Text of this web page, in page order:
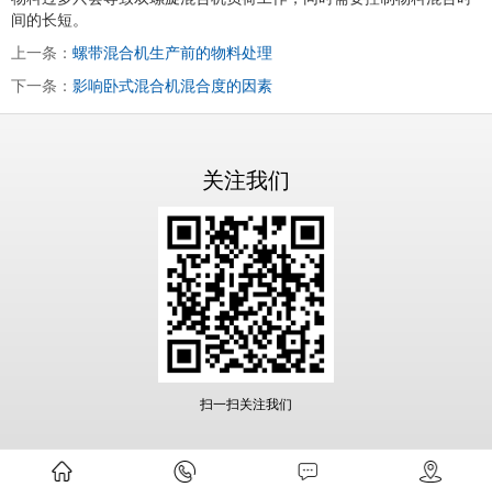
间的长短。
上一条： 螺带混合机生产前的物料处理
下一条： 影响卧式混合机混合度的因素
关注我们
扫一扫关注我们